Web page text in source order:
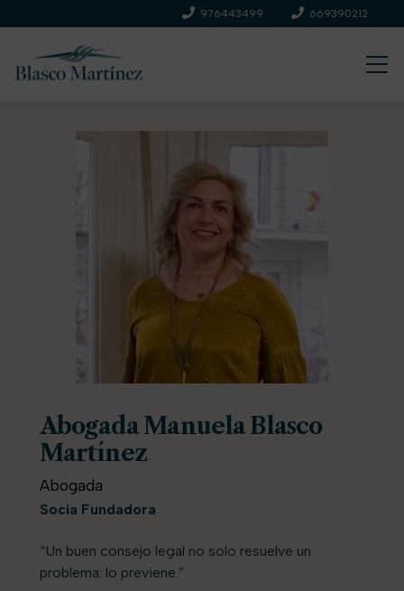
976443499 669390212
Abogada Manuela Blasco
Martínez
Abogada
Socia Fundadora
“Un buen consejo legal no solo resuelve un
problema: lo previene.”